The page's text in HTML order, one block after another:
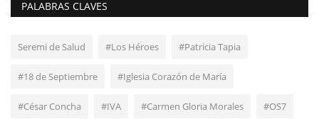
PALABRAS CLAVES
Seremi de Salud #Los Héroes #Patricia Tapia
#18 de Septiembre #Iglesia Corazón de María
#César Concha #IVA #Carmen Gloria Morales #OS7